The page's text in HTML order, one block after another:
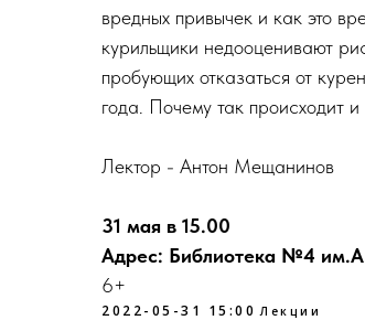
вредных привычек и как это
курильщики недооценивают
пробующих отказаться от
года. Почему так происходит
Лектор - Антон Мещанинов
31 мая в 15.00
Адрес: Библиотека №4
6+
2022-05-31 15:00 Лекции